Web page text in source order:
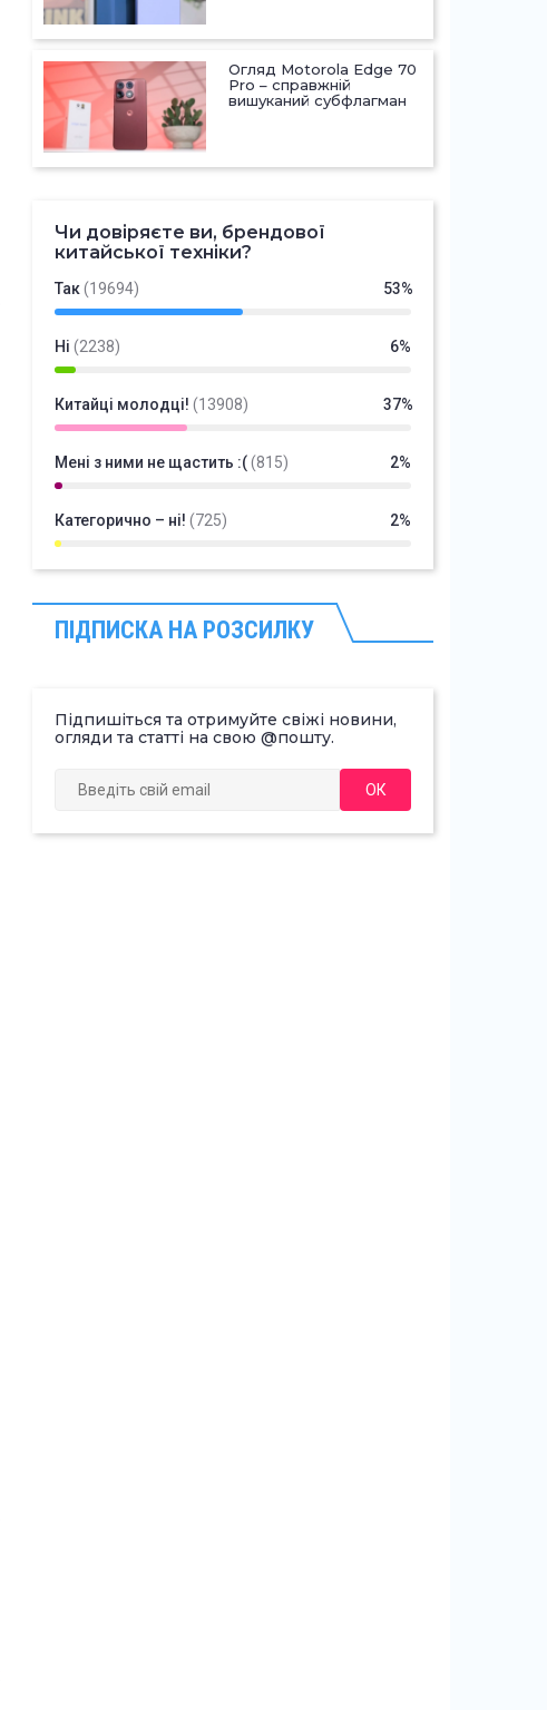
Огляд Motorola Edge 70
Pro – справжній
вишуканий субфлагман
Чи довіряєте ви, брендової
китайської техніки?
Так(19694) 53%
Ні (2238) 6%
Китайці молодці! (13908) 37%
Мені з ними не щастить :((815) 2%
Категорично – ні! (725) 2%
ПІДПИСКА НА РОЗСИЛКУ
Підпишіться та отримуйте свіжі новини,
огляди та статті на свою @пошту.
ОК